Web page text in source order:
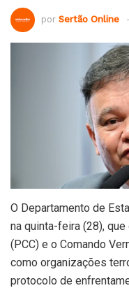
por Sertão Online
O Departamento de
na quinta-feira (28),
(PCC) e o Comando
como organizações
protocolo de